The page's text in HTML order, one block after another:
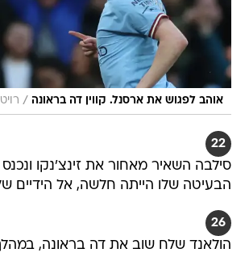
אוהב לפגוש את ארסנל. קווין דה בראונה /
22
סילבה השאיר מאחור את זינצ'נקו
הבעיטה שלו הייתה חלשה, אל הידיים
26
הולאנד שלח שוב את דה בראונה,